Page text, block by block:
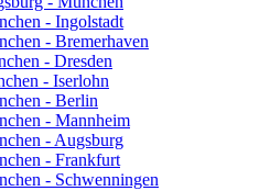
- Ingolstadt
- Bremerhaven
- Dresden
- Iserlohn
- Berlin
- Mannheim
- Augsburg
- Frankfurt
- Schwenningen